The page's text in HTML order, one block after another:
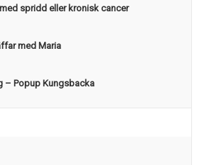
spridd eller kronisk cancer
med Maria
– Popup Kungsbacka